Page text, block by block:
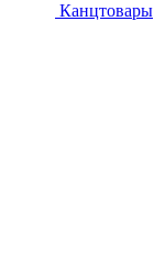
Канцтовары